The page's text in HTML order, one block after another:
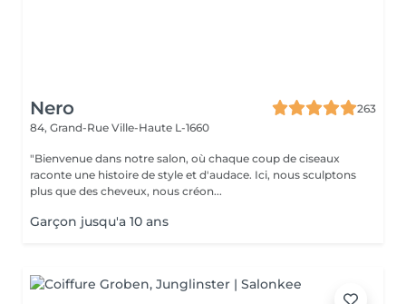
Nero
263
84, Grand-Rue Ville-Haute L-1660
"Bienvenue dans notre salon, où chaque coup de ciseaux
raconte une histoire de style et d'audace. Ici, nous sculptons
plus que des cheveux, nous créon...
Garçon jusqu'a 10 ans